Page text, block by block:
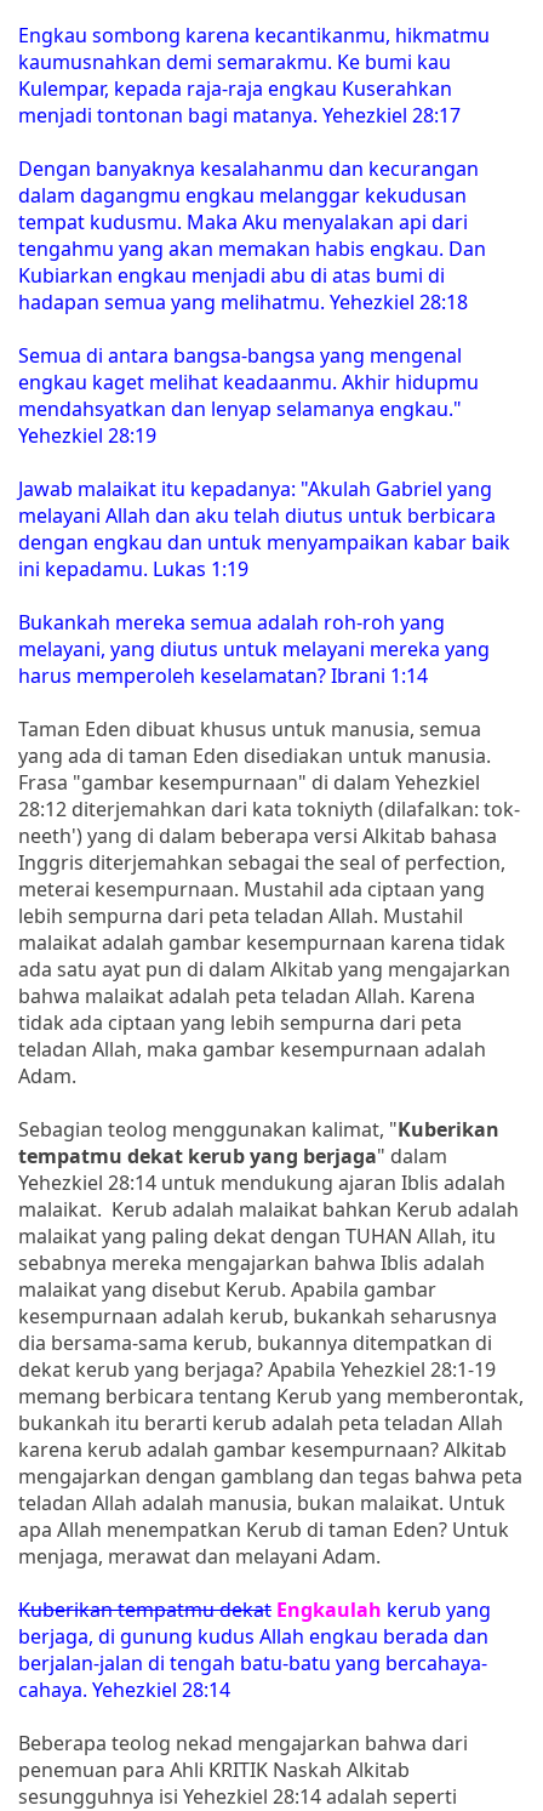
Engkau sombong karena kecantikanmu, hikmatmu
kaumusnahkan demi semarakmu. Ke bumi kau
Kulempar, kepada raja-raja engkau Kuserahkan
menjadi tontonan bagi matanya. Yehezkiel 28:17
Dengan banyaknya kesalahanmu dan kecurangan
dalam dagangmu engkau melanggar kekudusan
tempat kudusmu. Maka Aku menyalakan api dari
tengahmu yang akan memakan habis engkau. Dan
Kubiarkan engkau menjadi abu di atas bumi di
hadapan semua yang melihatmu. Yehezkiel 28:18
Semua di antara bangsa-bangsa yang mengenal
engkau kaget melihat keadaanmu. Akhir hidupmu
mendahsyatkan dan lenyap selamanya engkau."
Yehezkiel 28:19
Jawab malaikat itu kepadanya: "Akulah Gabriel yang
melayani Allah dan aku telah diutus untuk berbicara
dengan engkau dan untuk menyampaikan kabar baik
ini kepadamu. Lukas 1:19
Bukankah mereka semua adalah roh-roh yang
melayani, yang diutus untuk melayani mereka yang
harus memperoleh keselamatan? Ibrani 1:14
Taman Eden dibuat khusus untuk manusia, semua
yang ada di taman Eden disediakan untuk manusia.
Frasa "gambar kesempurnaan" di dalam Yehezkiel
28:12 diterjemahkan dari kata tokniyth (dilafalkan: tok-
neeth') yang di dalam beberapa versi Alkitab bahasa
Inggris diterjemahkan sebagai the seal of perfection,
meterai kesempurnaan. Mustahil ada ciptaan yang
lebih sempurna dari peta teladan Allah. Mustahil
malaikat adalah gambar kesempurnaan karena tidak
ada satu ayat pun di dalam Alkitab yang mengajarkan
bahwa malaikat adalah peta teladan Allah. Karena
tidak ada ciptaan yang lebih sempurna dari peta
teladan Allah, maka gambar kesempurnaan adalah
Adam.
Sebagian teolog menggunakan kalimat, "Kuberikan
tempatmu dekat kerub yang berjaga" dalam
Yehezkiel 28:14 untuk mendukung ajaran Iblis adalah
malaikat. Kerub adalah malaikat bahkan Kerub adalah
malaikat yang paling dekat dengan TUHAN Allah, itu
sebabnya mereka mengajarkan bahwa Iblis adalah
malaikat yang disebut Kerub. Apabila gambar
kesempurnaan adalah kerub, bukankah seharusnya
dia bersama-sama kerub, bukannya ditempatkan di
dekat kerub yang berjaga? Apabila Yehezkiel 28:1-19
memang berbicara tentang Kerub yang memberontak,
bukankah itu berarti kerub adalah peta teladan Allah
karena kerub adalah gambar kesempurnaan? Alkitab
mengajarkan dengan gamblang dan tegas bahwa peta
teladan Allah adalah manusia, bukan malaikat. Untuk
apa Allah menempatkan Kerub di taman Eden? Untuk
menjaga, merawat dan melayani Adam.
Kuberikan tempatmu dekat Engkaulah kerub yang
berjaga, di gunung kudus Allah engkau berada dan
berjalan-jalan di tengah batu-batu yang bercahaya-
cahaya. Yehezkiel 28:14
Beberapa teolog nekad mengajarkan bahwa dari
penemuan para Ahli KRITIK Naskah Alkitab
sesungguhnya isi Yehezkiel 28:14 adalah seperti